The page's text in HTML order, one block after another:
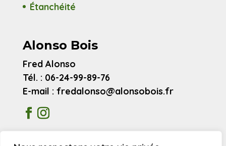
Étanchéité
Alonso Bois
Fred Alonso
Tél. : 06-24-99-89-76
E-mail : fredalonso@alonsobois.fr